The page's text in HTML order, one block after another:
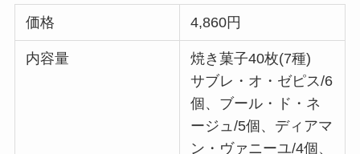
価格 4,860円
内容量
焼き菓子40枚(7種)
サブレ・オ・ゼピス/6
個、ブール・ド・ネ
ージュ/5個、ディアマ
ン・ヴァニーユ/4個、